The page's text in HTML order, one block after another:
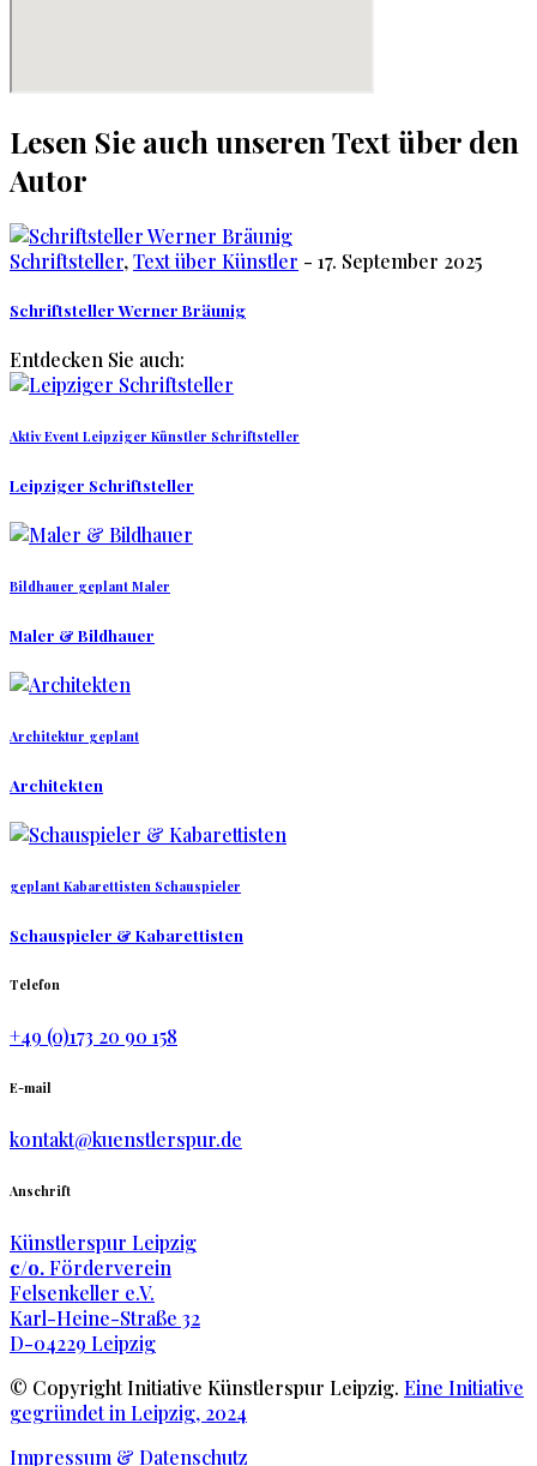
Lesen Sie auch unseren Text über den
Autor
Schriftsteller,Text über Künstler - 17. September 2025
Schriftsteller Werner Bräunig
Entdecken Sie auch:
AktivEvent Leipziger Künstler Schriftsteller
Leipziger Schriftsteller
Bildhauer geplant Maler
Maler & Bildhauer
Architektur geplant
Architekten
geplant Kabarettisten Schauspieler
Schauspieler & Kabarettisten
Telefon
+49 (0)173 20 90 158
E-mail
kontakt@kuenstlerspur.de
Anschrift
Künstlerspur Leipzig
c/o.Förderverein
Felsenkeller e.V.
Karl-Heine-Straße 32
D-04229 Leipzig
© Copyright Initiative Künstlerspur Leipzig. Eine Initiative
gegründet in Leipzig, 2024
Impressum & Datenschutz